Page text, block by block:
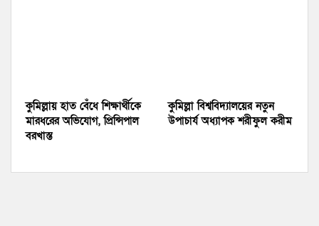
কুমিল্লায় হাত বেঁধে শিক্ষার্থীকে
মারধরের অভিযোগ, প্রিন্সিপাল
বরখাস্ত
কুমিল্লা বিশ্ববিদ্যালয়ের নতুন
উপাচার্য অধ্যাপক শরীফুল করীম